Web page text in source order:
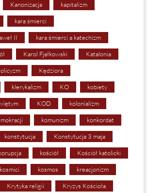
Kanonizacja kapitalizm
kara śmierci
II kara śmierci a katechizm
Karol Fjałkowski Katalonia
Kędziora
klerykalizm KO kobiety
KOD kolonializm
komunizm konkordat
konstytucja Konstytucja 3 maja
kościół Kościół katolicki
kosmici kosmos kreacjonizm
Krytyka religii Kryzys Kościoła